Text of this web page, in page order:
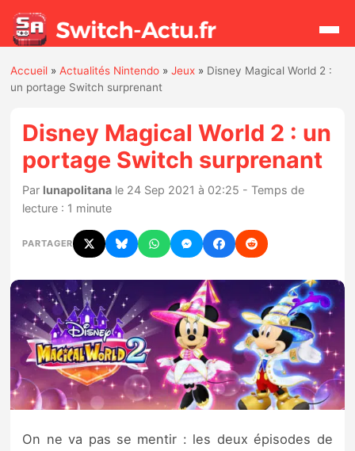
Actualités
Jeux
Hardware
Chiffres de ventes
Rumeurs
Nintendo Direct
Tests et previews
Accueil »Actualités Nintendo »Jeux » Disney Magical World 2 :
un portage Switch surprenant
Disney Magical World 2 : un
portage Switch surprenant
Par lunapolitana le 24 Sep 2021 à 02:25 - Temps de
lecture : 1 minute
PARTAGER
On ne va pas se mentir : les deux épisodes de